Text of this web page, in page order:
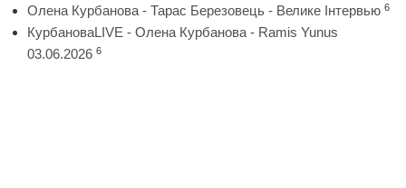
Олена Курбанова - Тарас Березовець - Велике Інтервью 6
КурбановаLIVE - Олена Курбанова - Ramis Yunus
03.06.2026 6